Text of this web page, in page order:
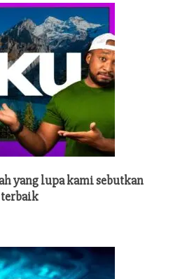
yang lupa kami sebutkan
terbaik